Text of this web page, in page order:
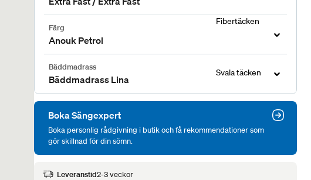
Fibertäcken
Svala täcken
Färg
Anouk Petrol
Bäddmadrass
Bäddmadrass Lina
Boka Sängexpert
Boka personlig rådgivning i butik och få rekommendationer som
gör skillnad för din sömn.
Leveranstid2-3 veckor